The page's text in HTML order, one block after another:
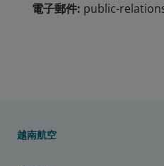
電子郵件: public-
越南航空